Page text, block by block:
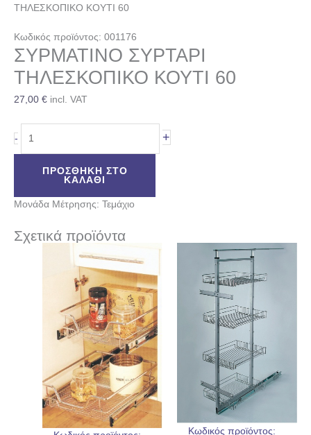
ΤΗΛΕΣΚΟΠΙΚΟ ΚΟΥΤΙ 60
Κωδικός προϊόντος: 001176
ΣΥΡΜΑΤΙΝΟ ΣΥΡΤΑΡΙ
ΤΗΛΕΣΚΟΠΙΚΟ ΚΟΥΤΙ 60
27,00 € incl. VAT
- +
ΠΡΟΣΘΉΚΗ ΣΤΟ
ΚΑΛΆΘΙ
Μονάδα Μέτρησης: Τεμάχιο
Σχετικά προϊόντα
Κωδικός προϊόντος: